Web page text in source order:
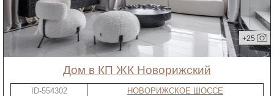
+25
дом в КП ЖК Новорижский
ID-554302
НОВОРИЖСКОЕ ШОССЕ